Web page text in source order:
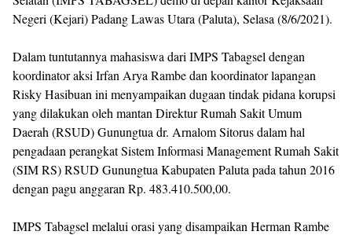
Negeri (Kejari) Padang Lawas Utara (Paluta), Selasa (8/6/2021).
Dalam tuntutannya mahasiswa dari IMPS Tabagsel dengan
koordinator aksi Irfan Arya Rambe dan koordinator lapangan
Risky Hasibuan ini menyampaikan dugaan tindak pidana korupsi
yang dilakukan oleh mantan Direktur Rumah Sakit Umum
Daerah (RSUD) Gunungtua dr. Arnalom Sitorus dalam hal
pengadaan perangkat Sistem Informasi Management Rumah Sakit
(SIM RS) RSUD Gunungtua Kabupaten Paluta pada tahun 2016
dengan pagu anggaran Rp. 483.410.500,00.
IMPS Tabagsel melalui orasi yang disampaikan Herman Rambe